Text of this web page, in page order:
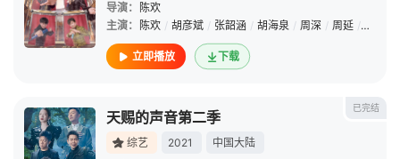
导演：
陈欢
主演：
陈欢 / 胡彦斌 / 张韶涵 / 胡海泉 / 周深 / 周延 / 张碧晨
立即播放 下载
已完结
天赐的声音第二季
综艺 2021
中国大陆